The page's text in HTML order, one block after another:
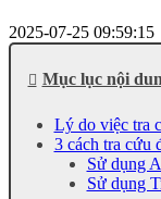
2025-07-25 09:59:15
Mục lục nội
Lý do việc tra
3 cách tra cứu
Sử dụng
Sử dụng